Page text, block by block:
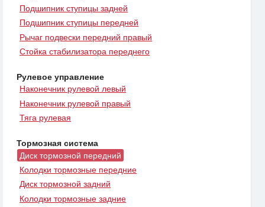
Подшипник ступицы задней
Подшипник ступицы передней
Рычаг подвески передний правый
Стойка стабилизатора переднего
Рулевое управление
Наконечник рулевой левый
Наконечник рулевой правый
Тяга рулевая
Тормозная система
Диск тормозной передний
Колодки тормозные передние
Диск тормозной задний
Колодки тормозные задние